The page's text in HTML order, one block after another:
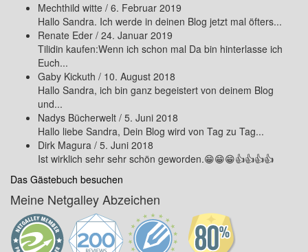
Mechthild witte / 6. Februar 2019
Hallo Sandra. Ich werde in deinen Blog jetzt mal öfters...
Renate Eder / 24. Januar 2019
Tilidin kaufen:Wenn ich schon mal Da bin hinterlasse ich
Euch...
Gaby Kickuth / 10. August 2018
Hallo Sandra, ich bin ganz begeistert von deinem Blog
und...
Nadys Bücherwelt / 5. Juni 2018
Hallo liebe Sandra, Dein Blog wird von Tag zu Tag...
Dirk Magura / 5. Juni 2018
Ist wirklich sehr sehr schön geworden.😁😁😁👍👍👍👍
Das Gästebuch besuchen
Meine Netgalley Abzeichen